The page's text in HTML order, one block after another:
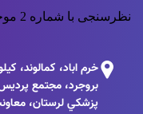
نظرسنجی با شماره 2 موجود نیست
بروجرد، مجتمع
پزشكي لرستان،